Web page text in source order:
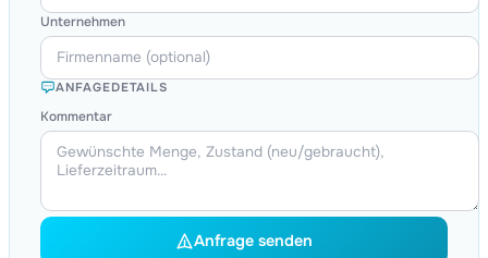
Unternehmen
ANFAGEDETAILS
Kommentar
Anfrage senden